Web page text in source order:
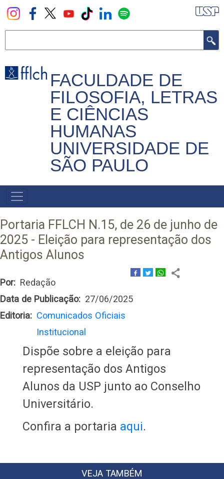
Pular
para
principal
FACULDADE DE
FILOSOFIA, LETRAS
E CIÊNCIAS
HUMANAS
UNIVERSIDADE DE
SÃO PAULO
NAVEGADOR
PRINCIPAL
Portaria FFLCH N.15, de 26 de junho de
2025 - Eleição para representação dos
Antigos Alunos
Por
Redação
Data de Publicação
27/06/2025
Editoria
Comunicados Oficiais
Institucional
Dispõe sobre a eleição para
representação dos Antigos
Alunos da USP junto ao Conselho
Universitário.
Confira a portaria aqui.
VEJA TAMBÉM